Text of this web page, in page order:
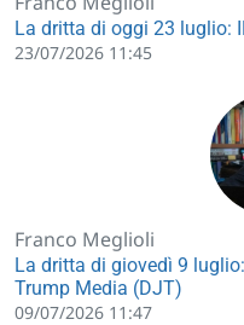
La dritta di oggi 23 luglio:
23/07/2026 11:45
Franco Meglioli
La dritta di giovedì 9
Trump Media (DJT)
09/07/2026 11:47